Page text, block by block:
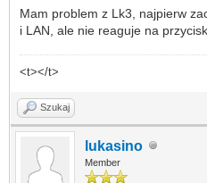
Mam problem z Lk3, najpierw
i LAN, ale nie reaguje na
<t></t>
Szukaj
lukasino
Member